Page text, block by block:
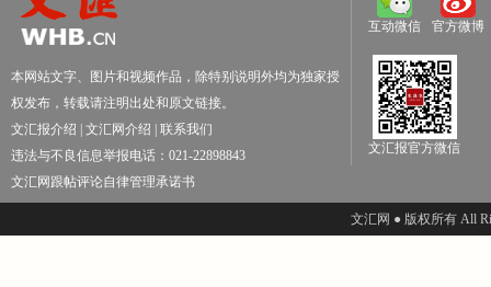
本网站文字、图片和视频作品，除特别说明外均为独家授
权发布，转载请注明出处和原文链接。
文汇报介绍
文汇网介绍
联系我们
违法与不良信息举报电话：021-22898843
文汇网跟帖评论自律管理承诺书
互动微信 官方微博
文汇报官方微信
文汇网 ● 版权所有 All